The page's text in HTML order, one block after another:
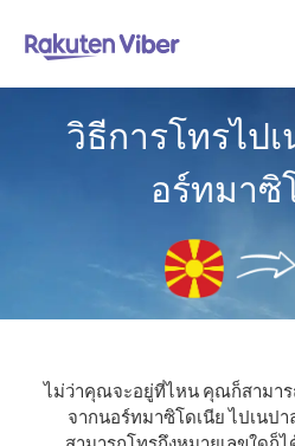
วิธีการโทรไป
อร์ทมาซิ
ไม่ว่าคุณจะอยู่ที่ไหน คุณก็สามา
จากนอร์ทมาซิโดเนีย ไปเนปา